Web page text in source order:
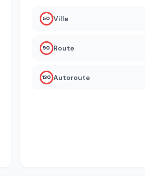
50 Ville
90 Route
130 Autoroute